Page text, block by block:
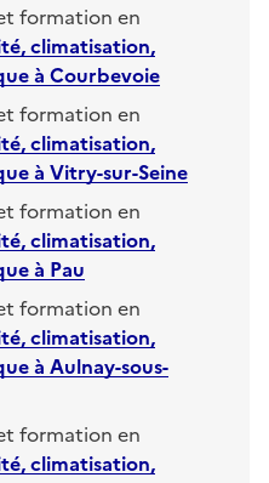
formation en
climatisation,
à Courbevoie
formation en
climatisation,
à Vitry-sur-Seine
formation en
climatisation,
à Pau
formation en
climatisation,
à Aulnay-sous-
formation en
climatisation,